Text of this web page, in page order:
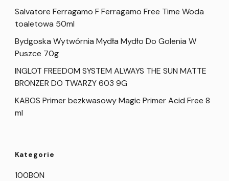
Salvatore Ferragamo F Ferragamo Free Time Woda
toaletowa 50ml
Bydgoska Wytwórnia Mydła Mydło Do Golenia W
Puszce 70g
INGLOT FREEDOM SYSTEM ALWAYS THE SUN MATTE
BRONZER DO TWARZY 603 9G
KABOS Primer bezkwasowy Magic Primer Acid Free 8
ml
Kategorie
100BON